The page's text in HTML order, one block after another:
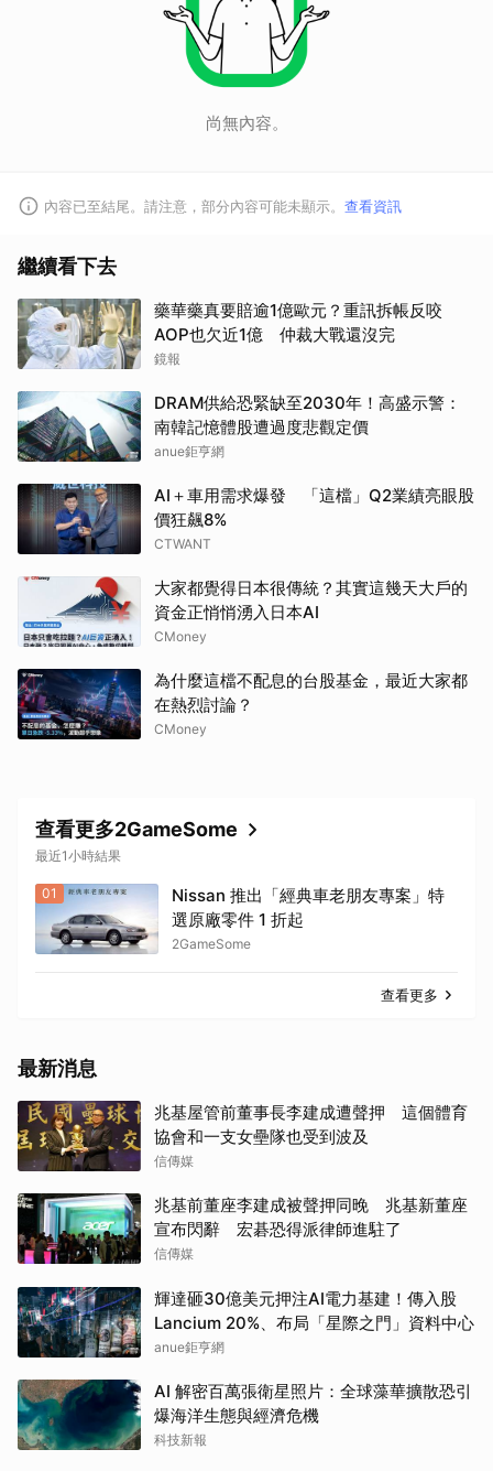
尚無內容。
內容已至結尾。請注意，部分內容可能未顯示。 查看資訊
繼續看下去
藥華藥真要賠逾1億歐元？重訊拆帳反咬
AOP也欠近1億 仲裁大戰還沒完
鏡報
DRAM供給恐緊缺至2030年！高盛示警：
南韓記憶體股遭過度悲觀定價
anue鉅亨網
AI＋車用需求爆發 「這檔」Q2業績亮眼股
價狂飆8%
CTWANT
大家都覺得日本很傳統？其實這幾天大戶的
資金正悄悄湧入日本AI
CMoney
為什麼這檔不配息的台股基金，最近大家都
在熱烈討論？
CMoney
查看更多2GameSome
最近1小時結果
01
Nissan 推出「經典車老朋友專案」特
選原廠零件 1 折起
2GameSome
查看更多
最新消息
兆基屋管前董事長李建成遭聲押 這個體育
協會和一支女壘隊也受到波及
信傳媒
兆基前董座李建成被聲押同晚 兆基新董座
宣布閃辭 宏碁恐得派律師進駐了
信傳媒
輝達砸30億美元押注AI電力基建！傳入股
Lancium 20%、布局「星際之門」資料中心
anue鉅亨網
AI 解密百萬張衛星照片：全球藻華擴散恐引
爆海洋生態與經濟危機
科技新報